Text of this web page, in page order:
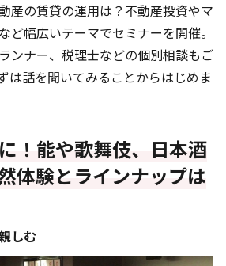
産の賃貸の運用は？不動産投資やマ
ど幅広いテーマでセミナーを開催。
ンナー、税理士などの個別相談もご
は話を聞いてみることからはじめま
！能や歌舞伎、日本酒
体験とラインナップは
しむ